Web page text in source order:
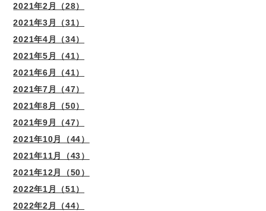
2021年2月（28）
2021年3月（31）
2021年4月（34）
2021年5月（41）
2021年6月（41）
2021年7月（47）
2021年8月（50）
2021年9月（47）
2021年10月（44）
2021年11月（43）
2021年12月（50）
2022年1月（51）
2022年2月（44）